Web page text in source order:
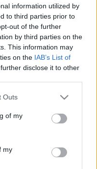
information utilized by
to third parties prior to
out of the further
by third parties on the
This information may
on the IAB’s List of
disclose it to other
one or more Google
You may click to
its third-party tags to
in below Google
Outs
of my
my
magunkat, úgy
bármit meg
hogy be vagyunk